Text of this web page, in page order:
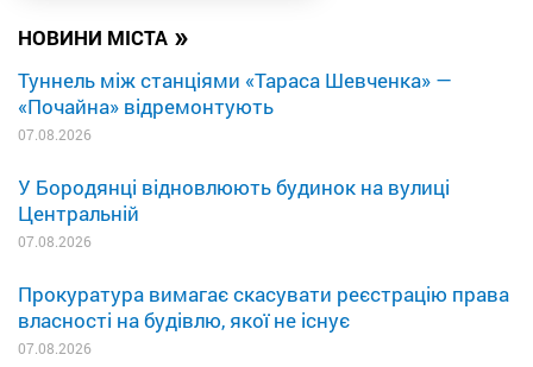
НОВИНИ МІСТА »
Туннель між станціями «Тараса Шевченка» —
«Почайна» відремонтують
07.08.2026
У Бородянці відновлюють будинок на вулиці
Центральній
07.08.2026
Прокуратура вимагає скасувати реєстрацію права
власності на будівлю, якої не існує
07.08.2026